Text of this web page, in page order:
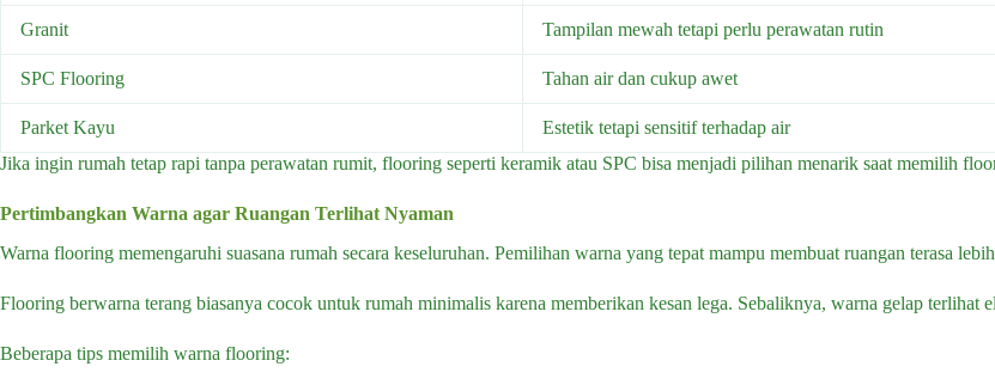
Granit Tampilan mewah tetapi perlu perawatan rutin
SPC Flooring Tahan air dan cukup awet
Parket Kayu
Estetik tetapi sensitif terhadap air
Jika ingin rumah tetap rapi tanpa perawatan rumit, flooring seperti keramik atau SPC bisa menjadi pilihan menarik saat memilih
Pertimbangkan Warna agar Ruangan Terlihat Nyaman
Warna flooring memengaruhi suasana rumah secara keseluruhan. Pemilihan warna yang tepat mampu membuat ruangan terasa
Flooring berwarna terang biasanya cocok untuk rumah minimalis karena memberikan kesan lega. Sebaliknya, warna gelap terlihat
Beberapa tips memilih warna flooring: